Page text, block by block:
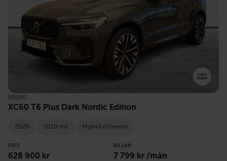
VOLVO
XC60 T6 Plus Dark Nordic Edition
2026 1010 mil Hybrid el/bensin
PRIS
628 900 kr
BILLÅN
7 799 kr /mån